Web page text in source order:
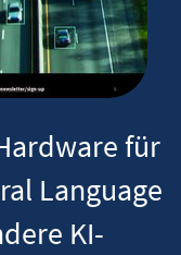
für
Language
KI-